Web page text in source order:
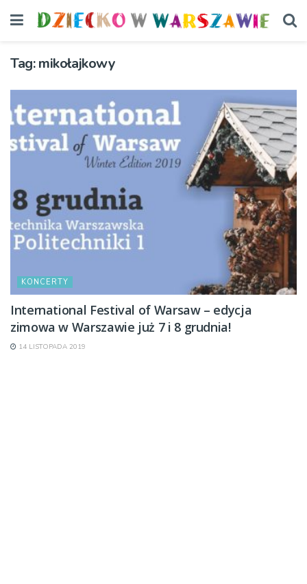
Tag:mikołajkowy
KONCERTY
International Festival of Warsaw – edycja
zimowa w Warszawie już 7 i 8 grudnia!
14 LISTOPADA 2019